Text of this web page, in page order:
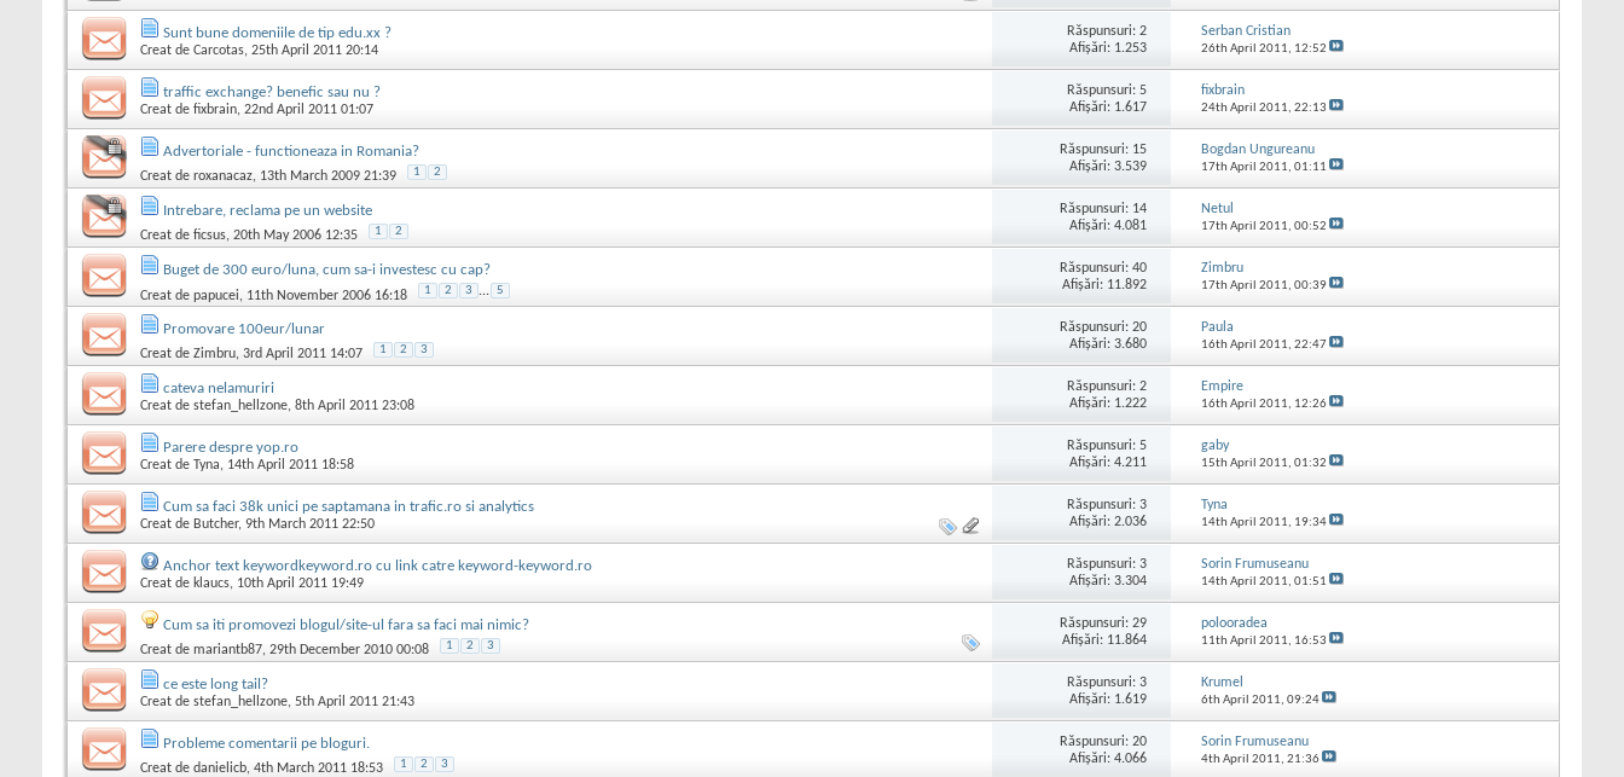
Sunt bune domeniile de tip edu.xx ?
Creat de Carcotas, 25th April 2011 20:14
Răspunsuri:2
Afişări: 1.253
Serban Cristian
26th April 2011, 12:52
traffic exchange? benefic sau nu ?
Creat de fixbrain, 22nd April 2011 01:07
Răspunsuri:5
Afişări: 1.617
fixbrain
24th April 2011, 22:13
Advertoriale - functioneaza in Romania?
Creat de roxanacaz, 13th March 2009 21:39 1 2
Răspunsuri: 15
Afişări: 3.539
Bogdan Ungureanu
17th April 2011, 01:11
Intrebare, reclama pe un website
Creat de ficsus, 20th May 2006 12:35 1 2
Răspunsuri: 14
Afişări: 4.081
Netul
17th April 2011, 00:52
Buget de 300 euro/luna, cum sa-i investesc cu cap?
Creat de papucei, 11th November 2006 16:18 1 2 3 ... 5
Răspunsuri:40
Afişări: 11.892
Zimbru
17th April 2011, 00:39
Promovare 100eur/lunar
Creat de Zimbru, 3rd April 2011 14:07 1 2 3
Răspunsuri:20
Afişări: 3.680
Paula
16th April 2011, 22:47
cateva nelamuriri
Creat de stefan_hellzone, 8th April 2011 23:08
Răspunsuri:2
Afişări: 1.222
Empire
16th April 2011, 12:26
Parere despre yop.ro
Creat de Tyna, 14th April 2011 18:58
Răspunsuri:5
Afişări: 4.211
gaby
15th April 2011, 01:32
Cum sa faci 38k unici pe saptamana in trafic.ro si analytics
Creat de Butcher, 9th March 2011 22:50
Răspunsuri:3
Afişări: 2.036
Tyna
14th April 2011, 19:34
Anchor text keywordkeyword.ro cu link catre keyword-keyword.ro
Creat de klaucs, 10th April 2011 19:49
Răspunsuri:3
Afişări: 3.304
Sorin Frumuseanu
14th April 2011, 01:51
Cum sa iti promovezi blogul/site-ul fara sa faci mai nimic?
Creat de mariantb87, 29th December 2010 00:08 1 2 3
Răspunsuri:29
Afişări: 11.864
polooradea
11th April 2011, 16:53
ce este long tail?
Creat de stefan_hellzone, 5th April 2011 21:43
Răspunsuri:3
Afişări: 1.619
Krumel
6th April 2011, 09:24
Probleme comentarii pe bloguri.
Creat de danielicb, 4th March 2011 18:53 1 2 3
Răspunsuri:20
Afişări: 4.066
Sorin Frumuseanu
4th April 2011, 21:36